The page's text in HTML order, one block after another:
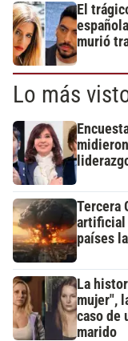
El
murió
Lo más
Tercera
artificial
países
La
mujer",
caso de
marido